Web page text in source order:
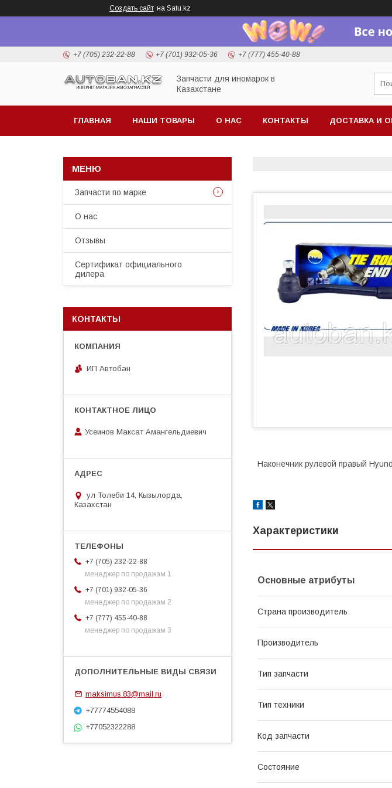
Создать сайт на Satu.kz
+7 (705) 232-22-88 +7 (701) 932-05-36 +7 (777) 455-40-88
Запчасти для иномарок в
Казахстане
ГЛАВНАЯ НАШИ ТОВАРЫ О НАС КОНТАКТЫ ДОСТАВКА И
Наконечник рулевой правый
Характеристики
Основные атрибуты
Страна производитель
Производитель
Тип запчасти
Тип техники
Код запчасти
Состояние
Запчасти по марке
О нас
Отзывы
Сертификат официального
дилера
КОНТАКТЫ
ИП Автобан
Усеинов Максат Амангельдиевич
ул Толеби 14, Кызылорда,
Казахстан
+7 (705) 232-22-88
менеджер по продажам 1
+7 (701) 932-05-36
менеджер по продажам 2
+7 (777) 455-40-88
менеджер по продажам 3
maksimus.83@mail.ru
+77774554088
+77052322288